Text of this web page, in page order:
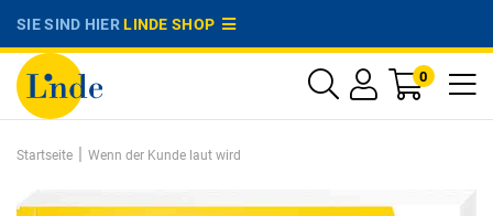
SIE SIND HIERLINDE SHOP
0
Startseite | Wenn der Kunde laut wird